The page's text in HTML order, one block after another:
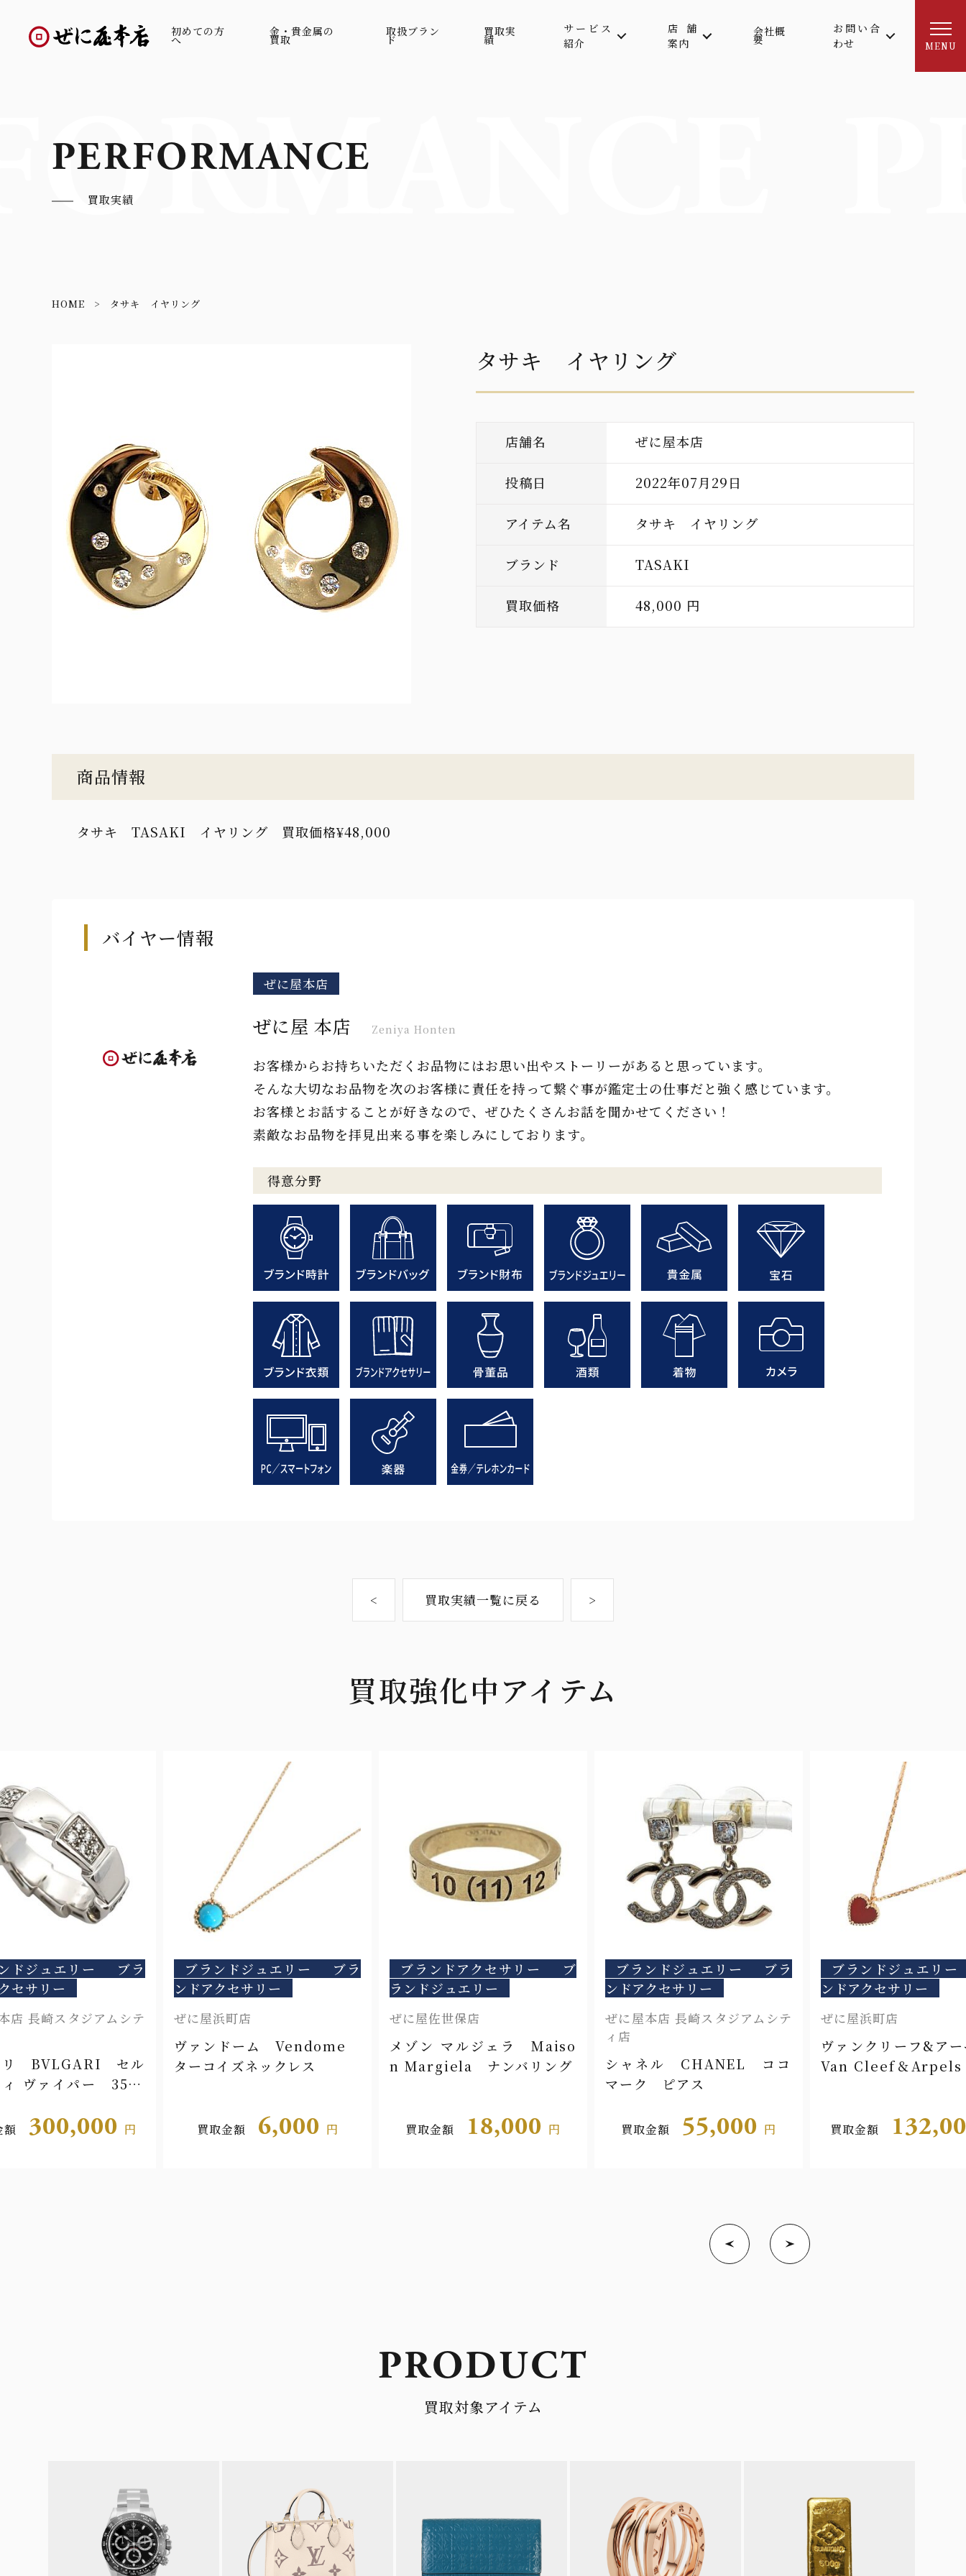
初めての方
へ
金・貴金属の
買取
取扱ブラン
ド
買取実
績
サービス
紹介
店舗
案内
会社概
要
お問い合
わせ
MENU
PERFORMANCE
買取実績
HOME タサキ イヤリング
タサキ イヤリング
店舗名 ぜに屋本店
投稿日 2022年07月29日
アイテム名 タサキ イヤリング
ブランド TASAKI
買取価格 48,000 円
商品情報
タサキ TASAKI イヤリング 買取価格¥48,000
バイヤー情報
ぜに屋本店
ぜに屋 本店 Zeniya Honten
お客様からお持ちいただくお品物にはお思い出やストーリーがあると思っています。
そんな大切なお品物を次のお客様に責任を持って繋ぐ事が鑑定士の仕事だと強く感じています。
お客様とお話することが好きなので、ぜひたくさんお話を聞かせてください！
素敵なお品物を拝見出来る事を楽しみにしております。
得意分野
< 買取実績一覧に戻る >
買取強化中アイテム
ドジュエリー
ブラ
セサリー
店 長崎スタジアムシテ
リ BVLGARI セル
ィ ヴァイパー 3534
額 300,000 円
ブランドジュエリー
ブラ
ンドアクセサリー
ぜに屋浜町店
ヴァンドーム Vendome
ターコイズネックレス
買取金額 6,000 円
ブランドアクセサリー
ブ
ランドジュエリー
ぜに屋佐世保店
メゾン マルジェラ Maiso
n Margiela ナンバリング
買取金額 18,000 円
ブランドジュエリー
ブラ
ンドアクセサリー
ぜに屋本店 長崎スタジアムシテ
ィ店
シャネル CHANEL ココ
マーク ピアス
買取金額 55,000 円
ブランドジュエリー
ンドアクセサリー
ぜに屋浜町店
ヴァンクリーフ&ア
Van Cleef＆
買取金額
PRODUCT
買取対象アイテム